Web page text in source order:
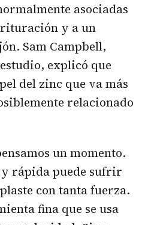
asociadas
y a un
Sam Campbell,
explicó que
del zinc que va más
relacionado
un momento.
y rápida puede sufrir
con tanta fuerza.
fina que se usa